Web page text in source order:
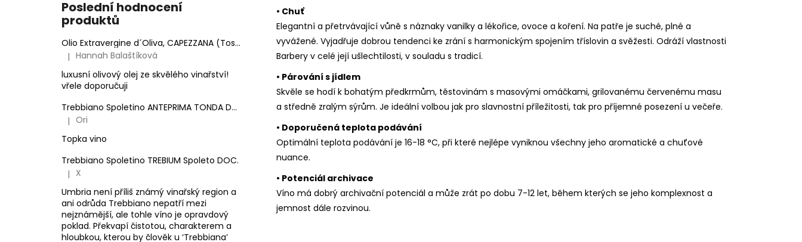
Poslední hodnocení
produktů
Olio Extravergine d´Oliva, CAPEZZANA (Toskánsko) - 0,5 l
Hodnocení produktu je 5 z 5 hvězdiček.
| Hannah Balaštíková
luxusní olivový olej ze skvělého vinařství!
vřele doporučuji
Trebbiano Spoletino ANTEPRIMA TONDA DOC.
Hodnocení produktu je 5 z 5 hvězdiček.
| Ori
Topka vino
Trebbiano Spoletino TREBIUM Spoleto DOC.
Hodnocení produktu je 5 z 5 hvězdiček.
| X
Umbria není příliš známý vinařský region a
ani odrůda Trebbiano nepatří mezi
nejznámější, ale tohle víno je opravdový
poklad. Překvapí čistotou, charakterem a
hloubkou, kterou by člověk u ‘Trebbiana’
• Chuť
Elegantní a přetrvávající vůně s náznaky vanilky a lékořice, ovoce a koření. Na patře je suché, plné a
vyvážené. Vyjadřuje dobrou tendenci ke zrání s harmonickým spojením tříslovin a svěžesti. Odráží vlastnosti
Barbery v celé její ušlechtilosti, v souladu s tradicí.
• Párování s jídlem
Skvěle se hodí k bohatým předkrmům, těstovinám s masovými omáčkami, grilovanému červenému masu
a středně zralým sýrům. Je ideální volbou jak pro slavnostní příležitosti, tak pro příjemné posezení u večeře.
• Doporučená teplota podávání
Optimální teplota podávání je 16-18 °C, při které nejlépe vyniknou všechny jeho aromatické a chuťové
nuance.
• Potenciál archivace
Víno má dobrý archivační potenciál a může zrát po dobu 7-12 let, během kterých se jeho komplexnost a
jemnost dále rozvinou.